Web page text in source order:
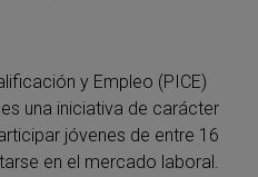
y Empleo (PICE)
una iniciativa de carácter
jóvenes de entre 16
en el mercado laboral.